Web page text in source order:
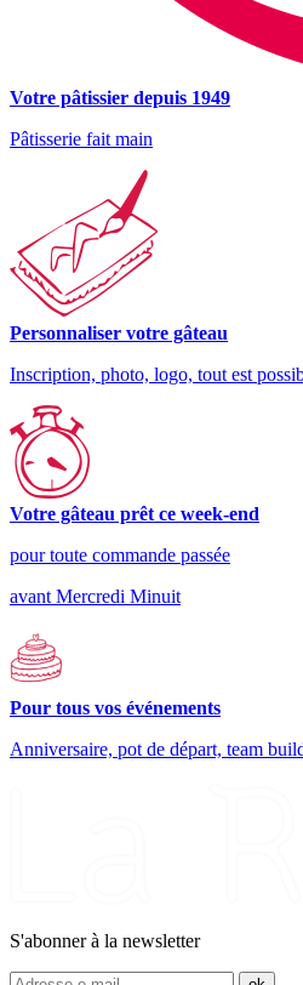
Votre pâtissier depuis 1949
Pâtisserie fait main
Personnaliser votre gâteau
Inscription, photo, logo, tout est
Votre gâteau prêt ce week-end
pour toute commande passée
avant Mercredi Minuit
Pour tous vos événements
Anniversaire, pot de départ, team
S'abonner à la newsletter